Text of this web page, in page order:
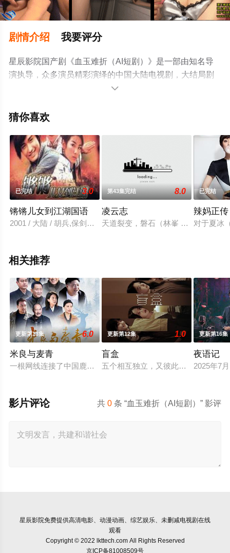
剧情介绍 我要评分
星辰影院国产剧《血玉难折（AI短剧）》是一部由知名导
演执导，众多演员精彩演绎的中国大陆电视剧，大结局剧
情已揭晓（1-1全集），手机免费观看高清无删减完整版电
视剧、电视猫或剧情网等平台了解。

猜你喜欢
已完结 3.0
锵锵儿女到江湖国语
2001 / 大陆 / 胡兵,保剑锋,黄奕
第43集完结 8.0
凌云志
天道裂变，磐石（林峯 饰）在机缘
已完结
辣妈正传
对于夏冰
相关推荐
更新第13集 6.0
米良与麦青
一根网线连接了中国鹿鸣村和英国牛津，麦香通过视频向米良
更新第12集 1.0
盲盒
五个相互独立，又彼此呼应的故事
更新第16集
夜语记
2025年7
共0 条 “血玉难折（AI短剧）” 影评
影片评论
星辰影院免费提供高清电影、动漫动画、综艺娱乐、未删减电视剧在线
观看
Copyright © 2022 lkttech.com All Rights Reserved
京ICP备81008509号